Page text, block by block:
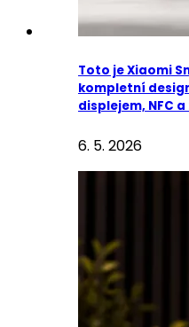
Toto je Xiaomi
kompletní
displejem, NFC
6. 5. 2026